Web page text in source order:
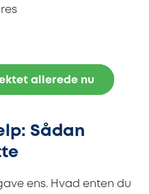
allerede nu
Sådan
ens. Hvad enten du